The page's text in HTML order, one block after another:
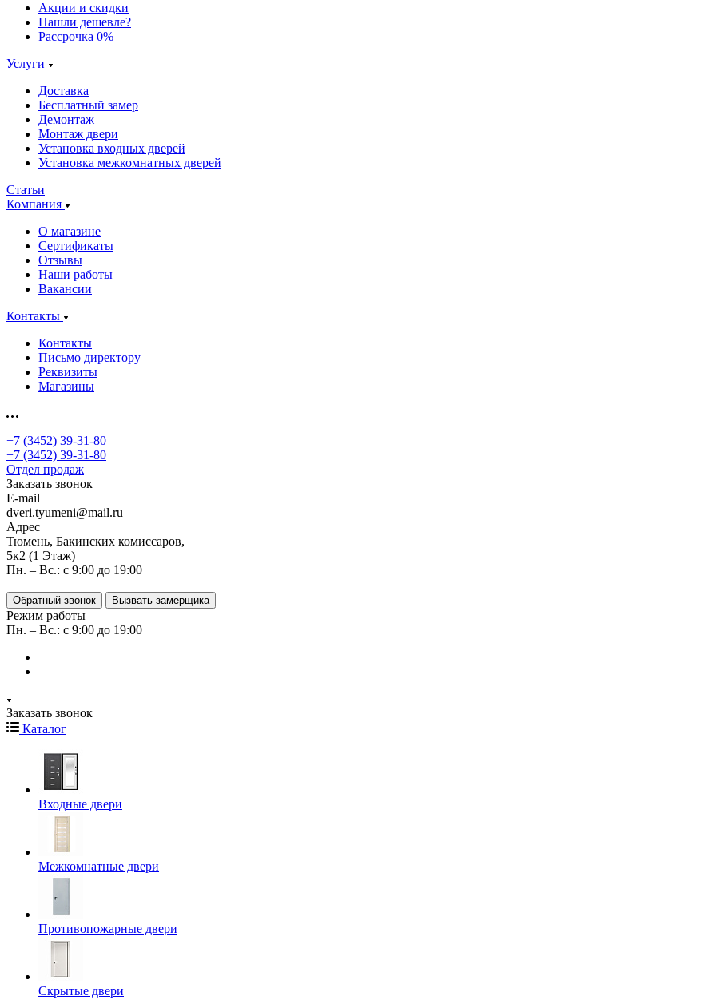
Акции и скидки
Нашли дешевле?
Рассрочка 0%
Услуги
Доставка
Бесплатный замер
Демонтаж
Монтаж двери
Установка входных дверей
Установка межкомнатных дверей
Статьи
Компания
О магазине
Сертификаты
Отзывы
Наши работы
Вакансии
Контакты
Контакты
Письмо директору
Реквизиты
Магазины
+7 (3452) 39-31-80
+7 (3452) 39-31-80
Отдел продаж
Заказать звонок
E-mail
dveri.tyumeni@mail.ru
Адрес
Тюмень, Бакинских комиссаров,
5к2 (1 Этаж)
Пн. – Вс.: с 9:00 до 19:00
Обратный звонок Вызвать замерщика
Режим работы
Пн. – Вс.: с 9:00 до 19:00
Заказать звонок
Каталог
Входные двери
Межкомнатные двери
Противопожарные двери
Скрытые двери